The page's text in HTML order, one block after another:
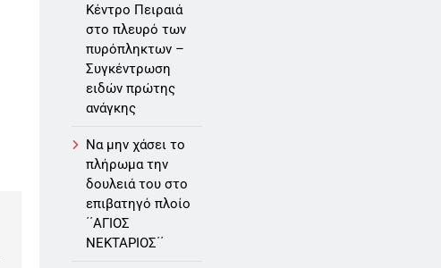
Κέντρο Πειραιά
στο πλευρό των
πυρόπληκτων –
Συγκέντρωση
ειδών πρώτης
ανάγκης
Να μην χάσει το
πλήρωμα την
δουλειά του στο
επιβατηγό πλοίο
΄΄ΑΓΙΟΣ
ΝΕΚΤΑΡΙΟΣ΄΄